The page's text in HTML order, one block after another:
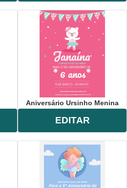
Aniversário Ursinho Menina
EDITAR